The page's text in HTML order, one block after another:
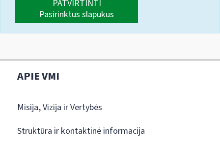
PATVIRTINTI
Pasirinktus slapukus
APIE VMI
Misija, Vizija ir Vertybės
Struktūra ir kontaktinė informacija